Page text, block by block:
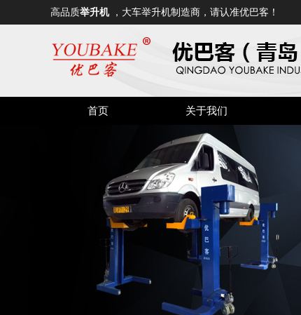
高品质举升机，大车举升机制造商，请认准优巴客！
首页 关于我们